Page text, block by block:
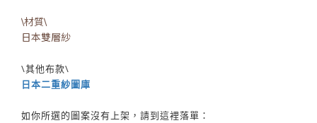
\材質\
日本雙層紗
\其他布款\
日本二重紗圖庫
如你所選的圖案沒有上架，請到這裡落單：